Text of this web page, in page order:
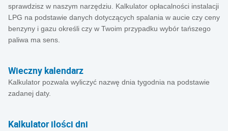
sprawdzisz w naszym narzędziu. Kalkulator opłacalności instalacji
LPG na podstawie danych dotyczących spalania w aucie czy ceny
benzyny i gazu określi czy w Twoim przypadku wybór tańszego
paliwa ma sens.
Wieczny kalendarz
Kalkulator pozwala wyliczyć nazwę dnia tygodnia na podstawie
zadanej daty.
Kalkulator ilości dni